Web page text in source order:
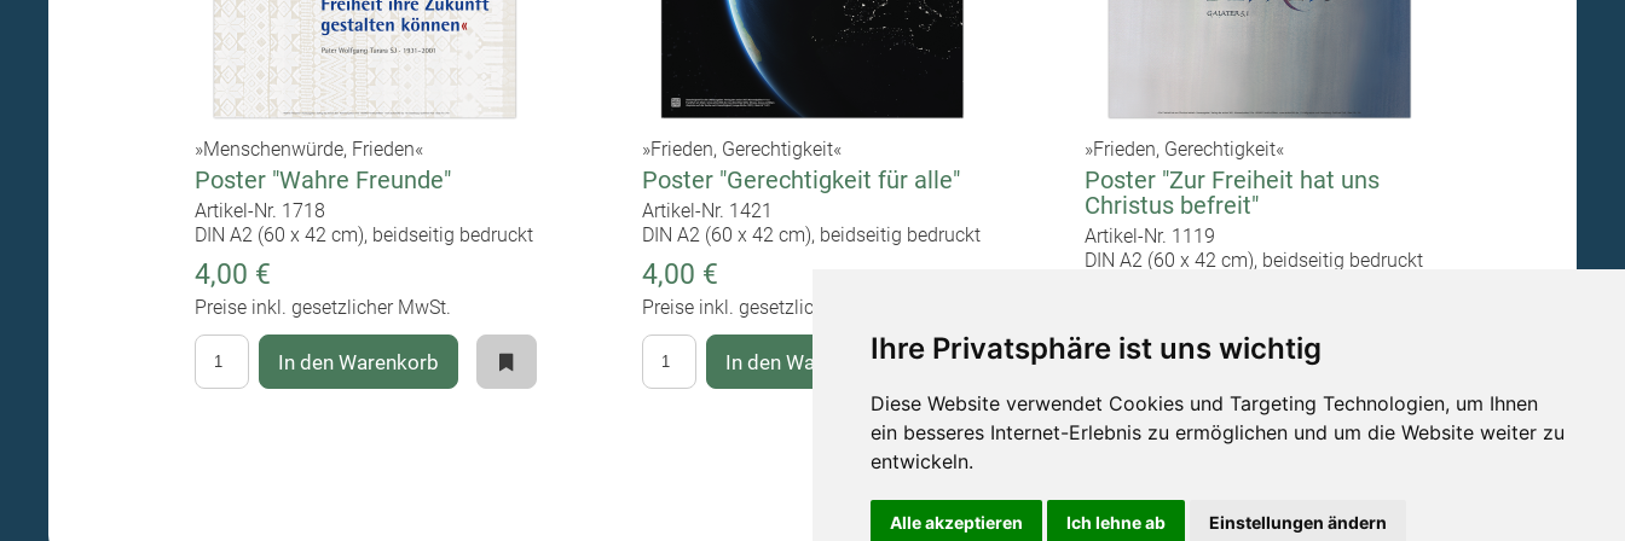
Ihre Privatsphäre ist uns wichtig
Diese Website verwendet Cookies und Targeting Technologien, um Ihnen
ein besseres Internet-Erlebnis zu ermöglichen und um die Website weiter zu
entwickeln.
Alle akzeptieren Ich lehne ab Einstellungen ändern
»Menschenwürde, Frieden«
Poster "Wahre Freunde"
Artikel-Nr. 1718
DIN A2 (60 x 42 cm), beidseitig bedruckt
4,00 €
Preise inkl. gesetzlicher MwSt.
In den Warenkorb
»Frieden, Gerechtigkeit«
Poster "Gerechtigkeit für alle"
Artikel-Nr. 1421
DIN A2 (60 x 42 cm), beidseitig bedruckt
4,00 €
Preise inkl. gesetzlicher MwSt.
In den Warenkorb
»Frieden, Gerechtigkeit«
Poster "Zur Freiheit hat uns
Christus befreit"
Artikel-Nr. 1119
DIN A2 (60 x 42 cm), beidseitig bedruckt
Preise inkl. gesetzlicher MwSt.
Impressum Datenschutz Barrierefreiheit